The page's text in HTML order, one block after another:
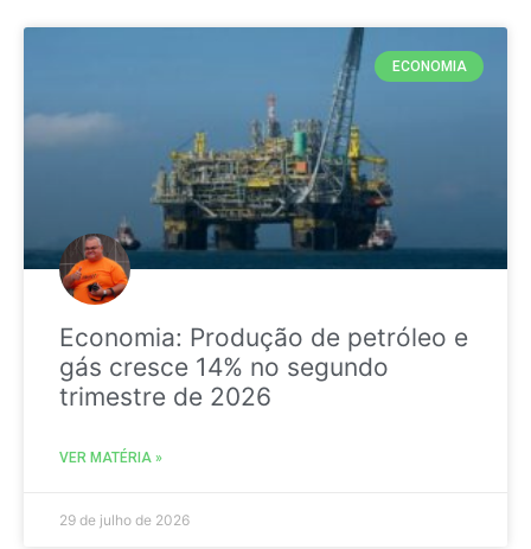
ECONOMIA
Economia: Produção de petróleo e
gás cresce 14% no segundo
trimestre de 2026
VER MATÉRIA »
29 de julho de 2026